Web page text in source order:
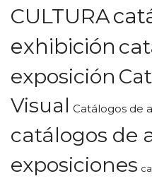
CULTURA
exhibición
exposición
Visual Catálogos de
catálogos de
exposiciones